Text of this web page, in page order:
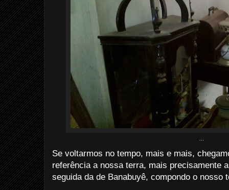
Se voltarmos no tempo, mais e mais,
referência a nossa terra, mais precisamente
seguida da de Banabuyê, compondo o nosso